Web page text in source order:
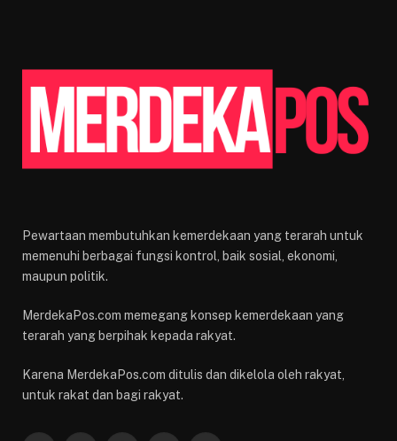
Pewartaan membutuhkan kemerdekaan yang terarah untuk
memenuhi berbagai fungsi kontrol, baik sosial, ekonomi,
maupun politik.
MerdekaPos.com memegang konsep kemerdekaan yang
terarah yang berpihak kepada rakyat.
Karena MerdekaPos.com ditulis dan dikelola oleh rakyat,
untuk rakat dan bagi rakyat.